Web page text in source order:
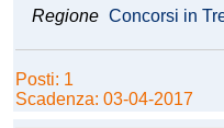
Regione Concorsi in
Posti: 1
Scadenza: 03-04-2017